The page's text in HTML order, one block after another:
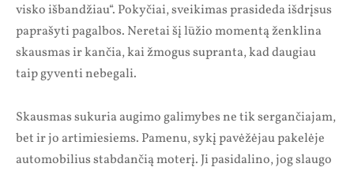
visko išbandžiau“. Pokyčiai, sveikimas prasideda išdrįsus
paprašyti pagalbos. Neretai šį lūžio momentą ženklina
skausmas ir kančia, kai žmogus supranta, kad daugiau
taip gyventi nebegali.
Skausmas sukuria augimo galimybes ne tik sergančiajam,
bet ir jo artimiesiems. Pamenu, sykį pavėžėjau pakelėje
automobilius stabdančią moterį. Ji pasidalino, jog slaugo